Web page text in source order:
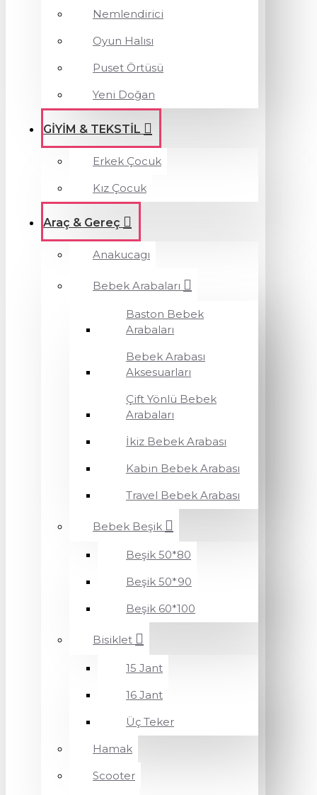
Nemlendirici
Oyun Halısı
Puset Örtüsü
Yeni Doğan
GİYİM & TEKSTİL
Erkek Çocuk
Kız Çocuk
Araç & Gereç
Anakucagı
Bebek Arabaları
Baston Bebek
Arabaları
Bebek Arabası
Aksesuarları
Çift Yönlü Bebek
Arabaları
İkiz Bebek Arabası
Kabin Bebek Arabası
Travel Bebek Arabası
Bebek Beşik
Beşik 50*80
Beşik 50*90
Beşik 60*100
Bisiklet
15 Jant
16 Jant
Üç Teker
Hamak
Scooter